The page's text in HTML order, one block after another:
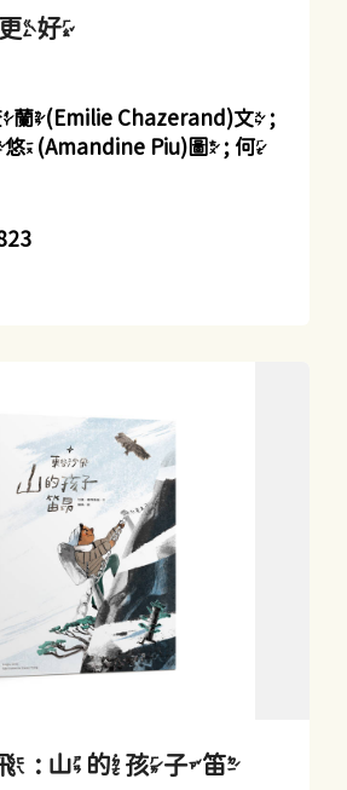
好
(Emilie Chazerand)文 ;
(Amandine Piu)圖 ; 何
: 山的孩子笛